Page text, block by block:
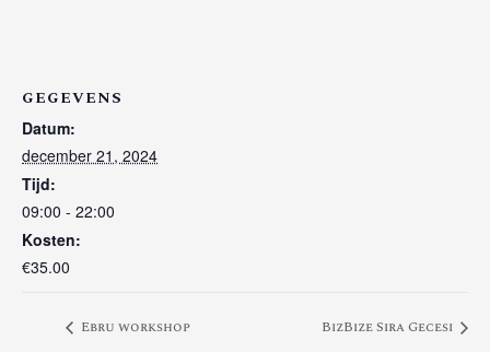
GEGEVENS
Datum:
december 21, 2024
Tijd:
09:00 - 22:00
Kosten:
€35.00
Ebru workshop BizBize Sıra Gecesi